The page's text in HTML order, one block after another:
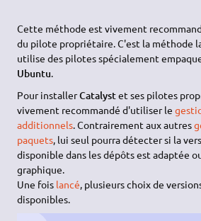
Cette méthode est vivement
du pilote propriétaire. C'est la méthode
utilise des pilotes spécialement
Ubuntu.
Pour installerCatalystet ses pilotes
vivement recommandé d'utiliser le
additionnels. Contrairement aux autres
paquets, lui seul pourra détecter si la
disponible dans les dépôts est adaptée
graphique.
Une fois lancé, plusieurs choix de
disponibles.